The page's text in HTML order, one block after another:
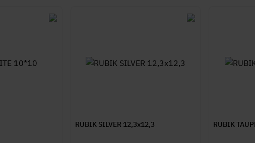
RUBIK SILVER 12,3x12,3 RUBIK